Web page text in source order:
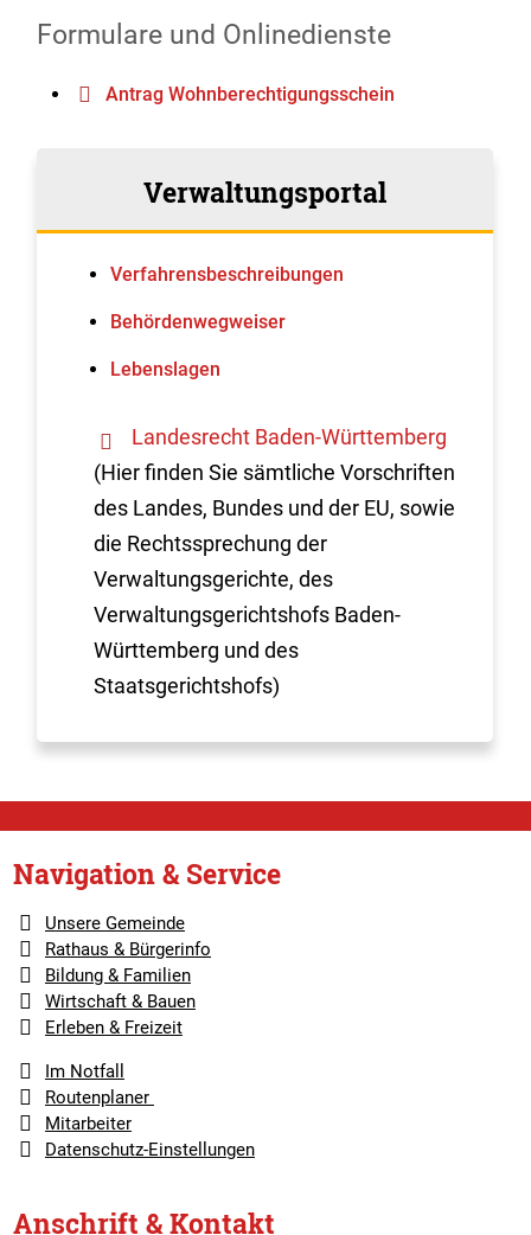
Formulare und Onlinedienste
Antrag Wohnberechtigungsschein
Verwaltungsportal
Verfahrens­beschreibungen
Behördenwegweiser
Lebenslagen
Landesrecht Baden-Württemberg
(Hier finden Sie sämtliche Vorschriften
des Landes, Bundes und der EU, sowie
die Rechtssprechung der
Verwaltungsgerichte, des
Verwaltungsgerichtshofs Baden-
Württemberg und des
Staatsgerichtshofs)
Navigation & Service
Unsere Gemeinde
Rathaus & Bürgerinfo
Bildung & Familien
Wirtschaft & Bauen
Erleben & Freizeit
Im Notfall
Routenplaner
Mitarbeiter
Datenschutz-Einstellungen
Anschrift & Kontakt